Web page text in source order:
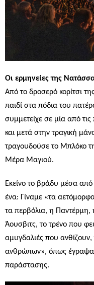
Οι ερμηνείες της
Από το δροσερό κορίτσι
παιδί στα πόδια του
συμμετείχε σε μία από
και μετά στην τραγική
τραγουδούσε το Μπλόκο
Μέρα Μαγιού.
Εκείνο το βράδυ μέσα από
ένα: Γίναμε «τα
τα περβόλια, η Παντέρμη,
Άουσβιτς, το τρένο που
αμυγδαλιές που ανθίζουν,
ανθρώπων», όπως
παράστασης.